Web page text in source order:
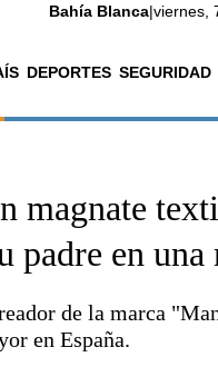
Bahía Blanca|viernes,
DEPORTES SEGURIDAD
Olímpico
del Sur
magnate
padre en una
de la marca
en España.